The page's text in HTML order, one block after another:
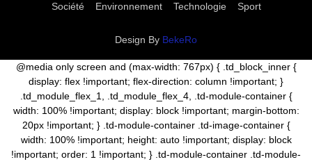
Société Environnement Technologie Sport
Design By BekeRo
@media only screen and (max-width: 767px) { .td_block_inner {
display: flex !important; flex-direction: column !important; }
.td_module_flex_1, .td_module_flex_4, .td-module-container {
width: 100% !important; display: block !important; margin-bottom:
20px !important; } .td-module-container .td-image-container {
width: 100% !important; height: auto !important; display: block
!important; order: 1 !important; } .td-module-container .td-module-